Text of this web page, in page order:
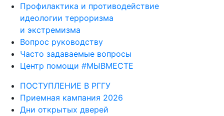
Профилактика и противодействие
идеологии терроризма
и экстремизма
Вопрос руководству
Часто задаваемые вопросы
Центр помощи #МЫВМЕСТЕ
ПОСТУПЛЕНИЕ В РГГУ
Приемная кампания 2026
Дни открытых дверей